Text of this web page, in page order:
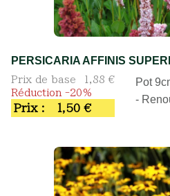
PERSICARIA AFFINIS
Prix de base
1,88 €
Réduction -20%
Prix : 1,50 €
Pot
-